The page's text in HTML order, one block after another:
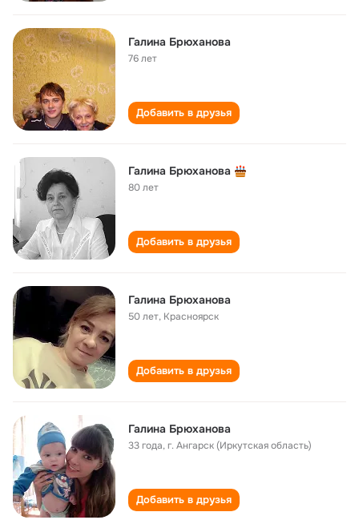
Галина Брюханова
76 лет
Добавить в друзья
Галина Брюханова
80 лет
Добавить в друзья
Галина Брюханова
50 лет, Красноярск
Добавить в друзья
Галина Брюханова
33 года,г. Ангарск (Иркутская область)
Добавить в друзья